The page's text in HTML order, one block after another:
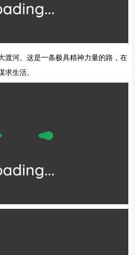
渡河。这是一条极具精神力量的路，在
求生活。